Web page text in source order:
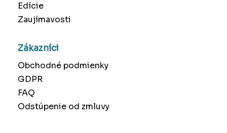
Edície
Zaujímavosti
Zákazníci
Obchodné podmienky
GDPR
FAQ
Odstúpenie od zmluvy